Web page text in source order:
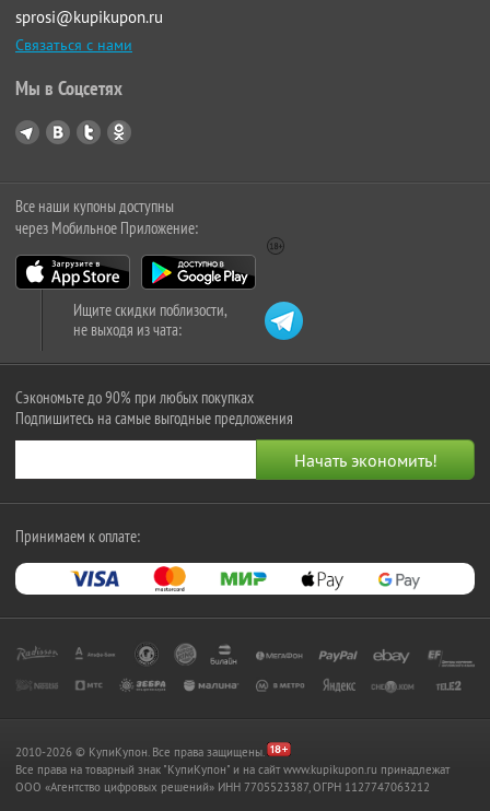
sprosi@kupikupon.ru
Связаться с нами
Мы в Соцсетях
Все наши купоны доступны
через Мобильное Приложение:
Ищите скидки поблизости,
не выходя из чата:
Сэкономьте до 90% при любых покупках
Подпишитесь на самые выгодные предложения
Принимаем к оплате:
2010-2026 © КупиКупон. Все права защищены.
Все права на товарный знак "КупиКупон" и на сайт www.kupikupon.ru принадлежат
OOO «Агентство цифровых решений» ИНН 7705523387, ОГРН 1127747063212